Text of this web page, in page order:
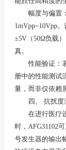
幅度与偏置
1mVpp~10Vpp
±5V（50Ω负载
真。
性能验证：
册中的性能测试
量，而非仅依赖
四、
抗扰度
在进行医疗
时，AFG31102
号发生器的输出